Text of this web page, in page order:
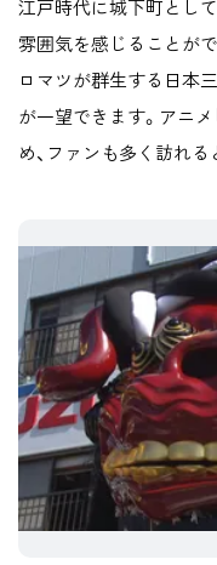
江戸時代に城下町とし
雰囲気を感じることが
ロマツが群生する日本
が一望できます。アニメ
め、ファンも多く訪れる